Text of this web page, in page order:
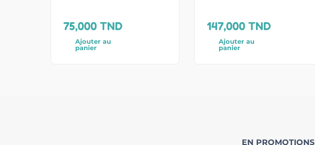
75,000 TND
Ajouter au
panier
147,000 TND
Ajouter au
panier
EN PROMOTIONS